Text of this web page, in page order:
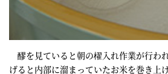
醪を見ていると朝の櫂入れ作業が行わ
げると内部に溜まっていたお米を巻き上